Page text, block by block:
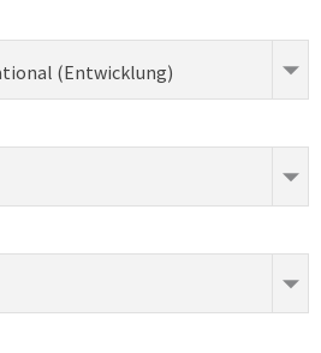
(Entwicklung)